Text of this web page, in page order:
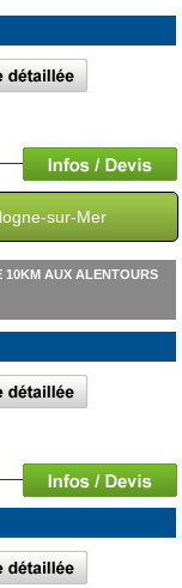
sur-Mer
10KM AUX ALENTOURS